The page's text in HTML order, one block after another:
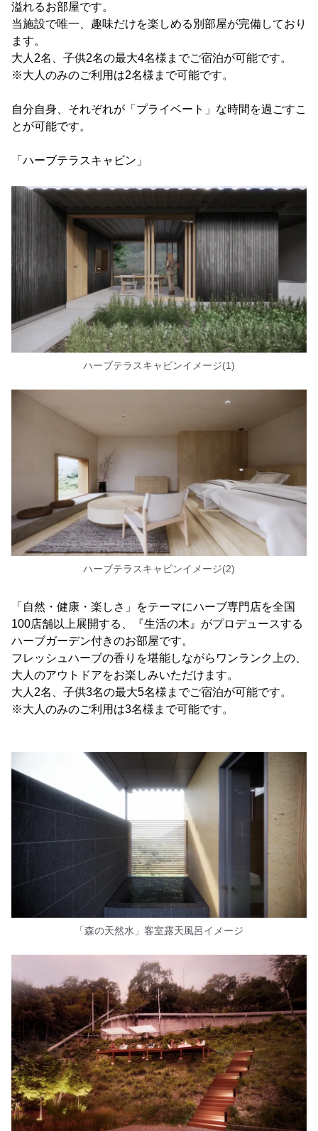
溢れるお部屋です。
当施設で唯一、趣味だけを楽しめる別部屋が完備しており
ます。
大人2名、子供2名の最大4名様までご宿泊が可能です。
※大人のみのご利用は2名様まで可能です。
自分自身、それぞれが「プライベート」な時間を過ごすこ
とが可能です。
「ハーブテラスキャビン」
ハーブテラスキャビンイメージ(1)
ハーブテラスキャビンイメージ(2)
「自然・健康・楽しさ」をテーマにハーブ専門店を全国
100店舗以上展開する、『生活の木』がプロデュースする
ハーブガーデン付きのお部屋です。
フレッシュハーブの香りを堪能しながらワンランク上の、
大人のアウトドアをお楽しみいただけます。
大人2名、子供3名の最大5名様までご宿泊が可能です。
※大人のみのご利用は3名様まで可能です。
「森の天然水」客室露天風呂イメージ